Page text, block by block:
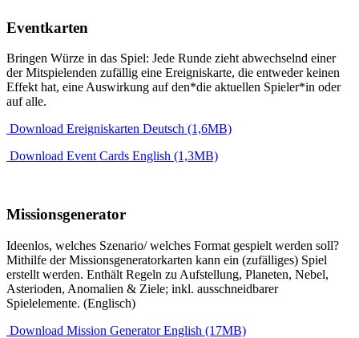
Eventkarten
Bringen Würze in das Spiel: Jede Runde zieht abwechselnd einer
der Mitspielenden zufällig eine Ereigniskarte, die entweder keinen
Effekt hat, eine Auswirkung auf den*die aktuellen Spieler*in oder
auf alle.
Download Ereigniskarten Deutsch (1,6MB)
Download Event Cards English (1,3MB)
Missionsgenerator
Ideenlos, welches Szenario/ welches Format gespielt werden soll?
Mithilfe der Missionsgeneratorkarten kann ein (zufälliges) Spiel
erstellt werden. Enthält Regeln zu Aufstellung, Planeten, Nebel,
Asterioden, Anomalien & Ziele; inkl. ausschneidbarer
Spielelemente. (Englisch)
Download Mission Generator English (17MB)